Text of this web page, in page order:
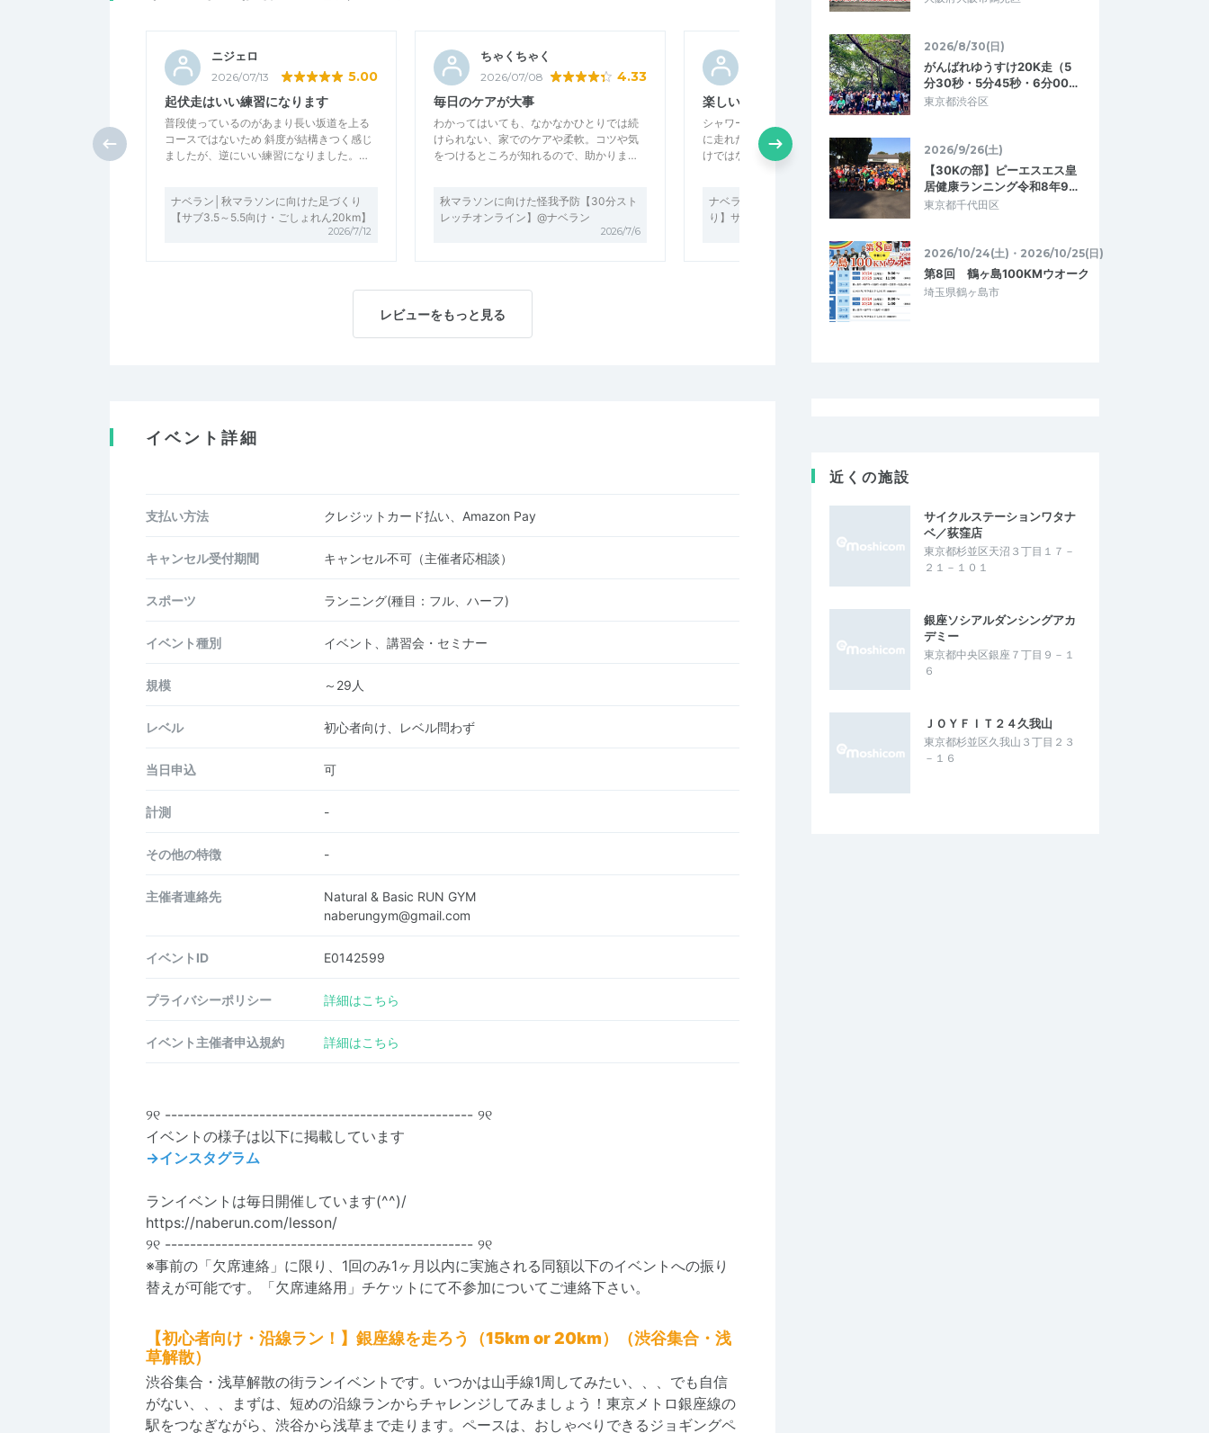
ニジェロ
2026/07/13 5.00
起伏走はいい練習になります
普段使っているのがあまり長い坂道を上る
コースではないため 斜度が結構きつく感じ
ましたが、逆にいい練習になりました。…
ナベラン│秋マラソンに向けた足づくり
【サブ3.5～5.5向け・ごしょれん20km】
2026/7/12
ちゃくちゃく
2026/07/08 4.33
毎日のケアが大事
わかってはいても、なかなかひとりでは続
けられない、家でのケアや柔軟。コツや気
をつけるところが知れるので、助かりま…
秋マラソンに向けた怪我予防【30分スト
レッチオンライン】@ナベラン
2026/7/6
5.00
楽しい練習でした。
シャワーランとなりましたが皆さんと一緒
に走れたので楽しく走れました。楽しいだ
けではなく、赤坂御所は坂もあるのでい…
ナベラン【秋マラソンに向けた足づく
り】サブ3.5～サブ5前後向け│ごしょれ…
2026/06/26
「高山登山」準備に最適
利用もOK、気軽に気負わず利用申し込み…
〔6/23〕低酸素（高地）トレーニングで
レビューをもっと見る
イベント詳細
支払い方法 クレジットカード払い、Amazon Pay
キャンセル受付期間 キャンセル不可（主催者応相談）
スポーツ ランニング(種目：フル、ハーフ)
イベント種別 イベント、講習会・セミナー
規模 ～29人
レベル 初心者向け、レベル問わず
当日申込 可
計測 -
その他の特徴 -
主催者連絡先
Natural & Basic RUN GYM
naberungym@gmail.com
イベントID E0142599
プライバシーポリシー 詳細はこちら
イベント主催者申込規約 詳細はこちら
୨୧ ------------------------------------------------- ୨୧
イベントの様子は以下に掲載しています
→インスタグラム
ランイベントは毎日開催しています(^^)/
https://naberun.com/lesson/
୨୧ ------------------------------------------------- ୨୧
※事前の「欠席連絡」に限り、1回のみ1ヶ月以内に実施される同額以下のイベントへの振り
替えが可能です。「欠席連絡用」チケットにて不参加についてご連絡下さい。
【初心者向け・沿線ラン！】銀座線を走ろう（15km or 20km）（渋谷集合・浅
草解散）
渋谷集合・浅草解散の街ランイベントです。いつかは山手線1周してみたい、、、でも自信
がない、、、まずは、短めの沿線ランからチャレンジしてみましょう！東京メトロ銀座線の
駅をつなぎながら、渋谷から浅草まで走ります。ペースは、おしゃべりできるジョギングペ
2026/8/30(日)
がんばれゆうすけ20K走（5
分30秒・5分45秒・6分00…
東京都渋谷区
2026/9/26(土)
【30Kの部】ピーエスエス皇
居健康ランニング令和8年9…
東京都千代田区
2026/10/24(土)・2026/10/25(日)
第8回 鶴ヶ島100KMウオーク
埼玉県鶴ヶ島市
近くの施設
サイクルステーションワタナ
ベ／荻窪店
東京都杉並区天沼３丁目１７－
２１－１０１
銀座ソシアルダンシングアカ
デミー
東京都中央区銀座７丁目９－１
６
ＪＯＹＦＩＴ２４久我山
東京都杉並区久我山３丁目２３
－１６